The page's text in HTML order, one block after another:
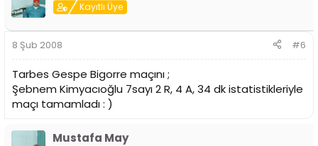
Kayıtlı Üye
8 Şub 2008 #6
Tarbes Gespe Bigorre maçını ;
Şebnem Kimyacıoğlu 7sayı 2 R, 4 A, 34 dk istatistikleriyle
maçı tamamladı : )
Mustafa May